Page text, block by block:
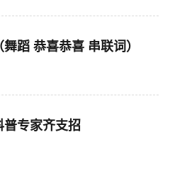
蹈 恭喜恭喜 串联词）
普专家齐支招